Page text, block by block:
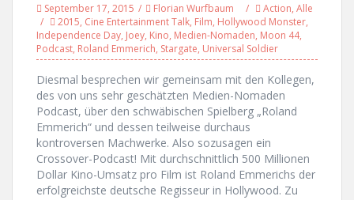
September 17, 2015 Florian Wurfbaum Action, Alle
2015, Cine Entertainment Talk, Film, Hollywood Monster,
Independence Day, Joey, Kino, Medien-Nomaden, Moon 44,
Podcast, Roland Emmerich, Stargate, Universal Soldier
Diesmal besprechen wir gemeinsam mit den Kollegen,
des von uns sehr geschätzten Medien-Nomaden
Podcast, über den schwäbischen Spielberg „Roland
Emmerich“ und dessen teilweise durchaus
kontroversen Machwerke. Also sozusagen ein
Crossover-Podcast! Mit durchschnittlich 500 Millionen
Dollar Kino-Umsatz pro Film ist Roland Emmerichs der
erfolgreichste deutsche Regisseur in Hollywood. Zu